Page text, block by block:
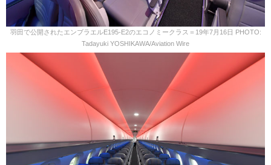
羽田で公開されたエンブラエルE195-E2のエコノミークラス＝19年7月16日 PHOTO:
Tadayuki YOSHIKAWA/Aviation Wire